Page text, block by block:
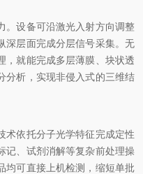
设备可沿激光入射方向调整
深层面完成分层信号采集。无
，就能完成多层薄膜、块状透
分析，实现非侵入式的三维结
依托分子光学特征完成定性
记、试剂消解等复杂前处理操
均可直接上机检测，缩短单批